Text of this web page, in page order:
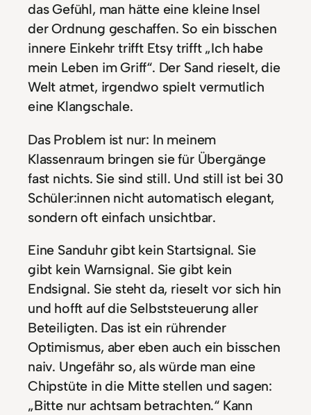
das Gefühl, man hätte eine kleine Insel
der Ordnung geschaffen. So ein bisschen
innere Einkehr trifft Etsy trifft „Ich habe
mein Leben im Griff“. Der Sand rieselt, die
Welt atmet, irgendwo spielt vermutlich
eine Klangschale.
Das Problem ist nur: In meinem
Klassenraum bringen sie für Übergänge
fast nichts. Sie sind still. Und still ist bei 30
Schüler:innen nicht automatisch elegant,
sondern oft einfach unsichtbar.
Eine Sanduhr gibt kein Startsignal. Sie
gibt kein Warnsignal. Sie gibt kein
Endsignal. Sie steht da, rieselt vor sich hin
und hofft auf die Selbststeuerung aller
Beteiligten. Das ist ein rührender
Optimismus, aber eben auch ein bisschen
naiv. Ungefähr so, als würde man eine
Chipstüte in die Mitte stellen und sagen:
„Bitte nur achtsam betrachten.“ Kann